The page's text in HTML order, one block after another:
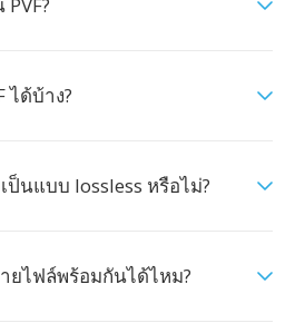
ได้บ้าง?
ป็นแบบ lossless หรือไม่?
ยไฟล์พร้อมกันได้ไหม?